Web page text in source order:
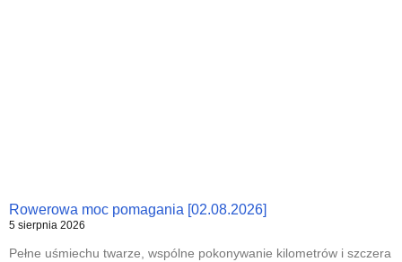
Rowerowa moc pomagania [02.08.2026]
5 sierpnia 2026
Pełne uśmiechu twarze, wspólne pokonywanie kilometrów i szczera